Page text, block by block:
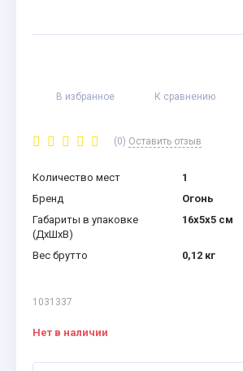
В избранное К сравнению
(0) Оставить отзыв
Количество мест
1
Бренд
Огонь
Габариты в упаковке
(ДхШхВ)
16x5x5 см
Вес брутто 0,12 кг
1031337
Нет в наличии